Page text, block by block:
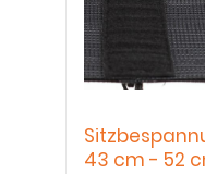
43 cm - 52